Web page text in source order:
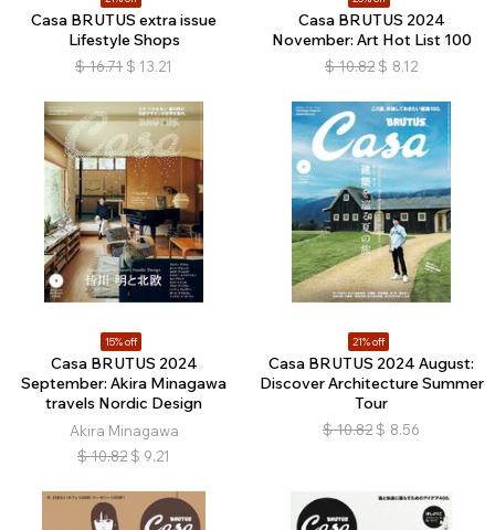
Casa BRUTUS extra issue
Lifestyle Shops
$ 16.71 $ 13.21
Casa BRUTUS 2024
November: Art Hot List 100
$ 10.82 $ 8.12
15% off
Casa BRUTUS 2024
September: Akira Minagawa
travels Nordic Design
Akira Minagawa
$ 10.82 $ 9.21
21% off
Casa BRUTUS 2024 August:
Discover Architecture Summer
Tour
$ 10.82 $ 8.56